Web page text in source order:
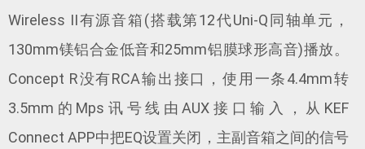
Wireless II有源音箱(搭载第12代Uni-Q同轴单元，
130mm镁铝合金低音和25mm铝膜球形高音)播放。
Concept R没有RCA输出接口，使用一条4.4mm转
3.5mm的Mps讯号线由AUX接口输入，从KEF
Connect APP中把EQ设置关闭，主副音箱之间的信号